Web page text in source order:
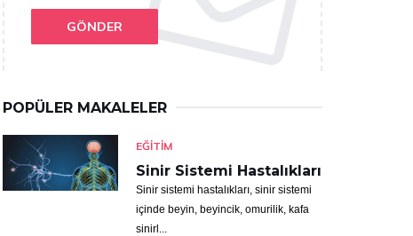
GÖNDER
POPÜLER MAKALELER
EĞITIM
Sinir Sistemi Hastalıkları
Sinir sistemi hastalıkları, sinir sistemi
içinde beyin, beyincik, omurilik, kafa
sinirl...